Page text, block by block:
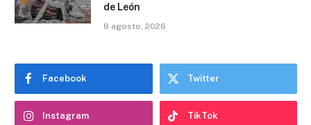
de León
8 agosto, 2026
Facebook Twitter
Instagram TikTok